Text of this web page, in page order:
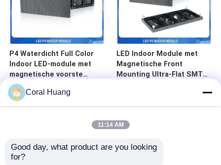
P4 Waterdicht Full Color
Indoor LED-module met
magnetische voorste
montage voor
evenementen
LED Indoor Module met
Magnetische Front
Mounting Ultra-Flat SMT
Events
Coral Huang
11:14 AM
Good day, what product are you looking
for?